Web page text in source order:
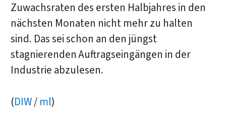
Zuwachsraten des ersten Halbjahres in den
nächsten Monaten nicht mehr zu halten
sind. Das sei schon an den jüngst
stagnierenden Auftragseingängen in der
Industrie abzulesen.
(DIW/ ml)